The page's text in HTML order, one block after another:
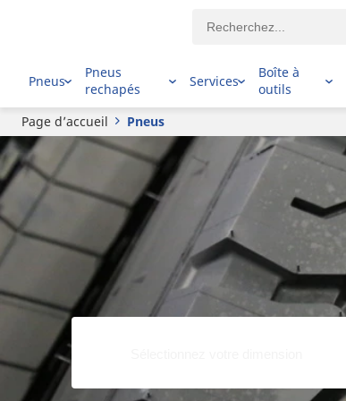
Pneus
Pneus
rechapés
Services
Boîte à
outils
Page d’accueil Pneus